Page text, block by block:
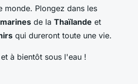
monde. Plongez dans les
de la Thaïlande et
qui dureront toute une vie.
à bientôt sous l'eau !